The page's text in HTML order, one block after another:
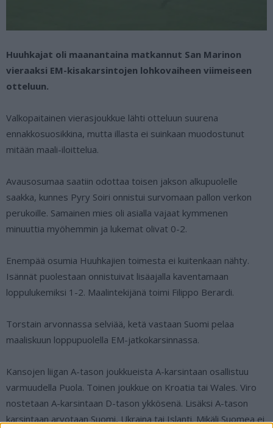
Huuhkajat oli maanantaina matkannut San Marinon
vieraaksi EM-kisakarsintojen lohkovaiheen viimeiseen
otteluun.
Valkopaitainen vierasjoukkue lähti otteluun suurena
ennakkosuosikkina, mutta illasta ei suinkaan muodostunut
mitään maali-iloittelua.
Avausosumaa saatiin odottaa toisen jakson alkupuolelle
saakka, kunnes Pyry Soiri onnistui survomaan pallon verkon
perukoille. Samainen mies oli asialla vajaat kymmenen
minuuttia myöhemmin ja lukemat olivat 0-2.
Enempää osumia Huuhkajien toimesta ei kuitenkaan nähty.
Isännät puolestaan onnistuivat lisäajalla kaventamaan
loppulukemiksi 1-2. Maalintekijänä toimi Filippo Berardi.
Torstain arvonnassa selviää, ketä vastaan Suomi pelaa
maaliskuun loppupuolella EM-jatkokarsinnassa.
Kansojen liigan A-tason joukkueista A-karsintaan osallistuu
varmuudella Puola. Toinen joukkue on Kroatia tai Wales. Viro
nostetaan A-karsintaan D-tason ykkösenä. Lisäksi A-tason
karsintaan arvotaan Suomi, Ukraina tai Islanti. Mikäli Suomea ei